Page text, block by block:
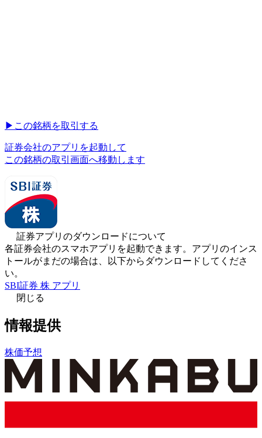
▶︎ この銘柄を取引する
証券会社のアプリを起動して
この銘柄の取引画面へ移動します
証券アプリのダウンロードについて
各証券会社のスマホアプリを起動できます。アプリのインス
トールがまだの場合は、以下からダウンロードしてくださ
い。
SBI証券 株 アプリ
閉じる
情報提供
株価予想